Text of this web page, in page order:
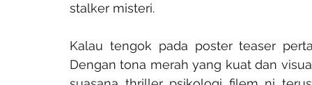
stalker misteri.
Kalau tengok pada poster teaser
Dengan tona merah yang kuat dan